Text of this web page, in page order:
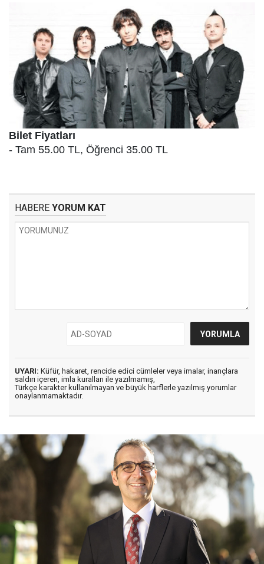
Bilet Fiyatları
- Tam 55.00 TL, Öğrenci 35.00 TL
HABERE YORUM KAT
UYARI: Küfür, hakaret, rencide edici cümleler veya imalar, inançlara
saldırı içeren, imla kuralları ile yazılmamış,
Türkçe karakter kullanılmayan ve büyük harflerle yazılmış yorumlar
onaylanmamaktadır.